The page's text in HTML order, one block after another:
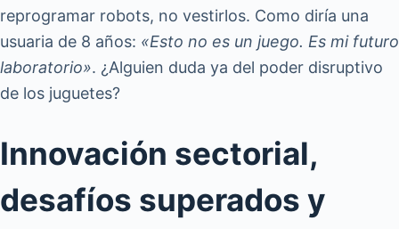
reprogramar robots, no vestirlos. Como diría una
usuaria de 8 años: «Esto no es un juego. Es mi futuro
laboratorio». ¿Alguien duda ya del poder disruptivo
de los juguetes?
Innovación sectorial,
desafíos superados y